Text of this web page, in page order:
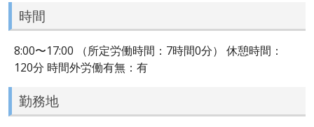
時間
8:00〜17:00 （所定労働時間：7時間0分） 休憩時間：
120分 時間外労働有無：有
勤務地